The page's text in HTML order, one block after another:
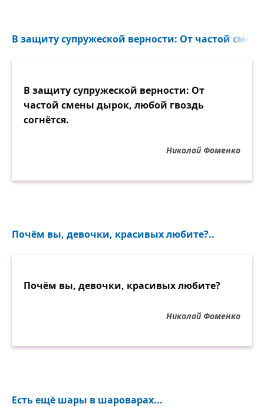
В защиту супружеской верности: От частой
В защиту супружеской верности: От
частой смены дырок, любой гвоздь
согнётся.
Николай Фоменко
Почём вы, девочки, красивых любите?..
Почём вы, девочки, красивых любите?
Николай Фоменко
Есть ещё шары в шароварах...